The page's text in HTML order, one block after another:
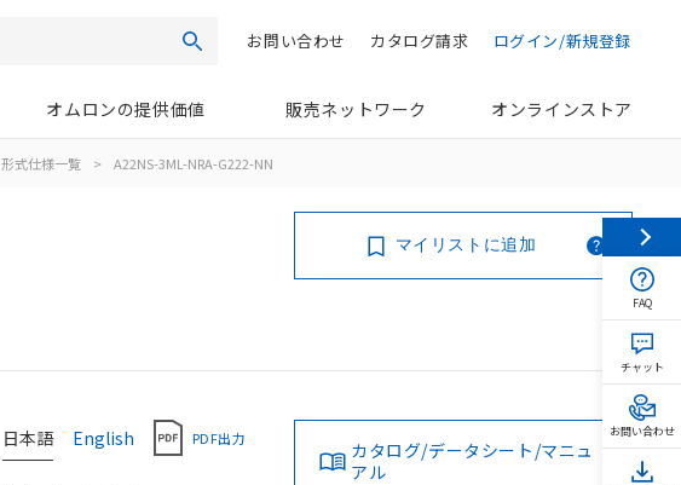
検索 ログイン/新規登録
カタログ請求
お問い合わせ
オムロンの提供価値 販売ネットワーク オンラインストア
形式仕様一覧 > A22NS-3ML-NRA-G222-NN
マイリストに追加
日本語 English PDF出力
カタログ/データシート/マニュ
アル
FAQ
チャット
お問い合わせ